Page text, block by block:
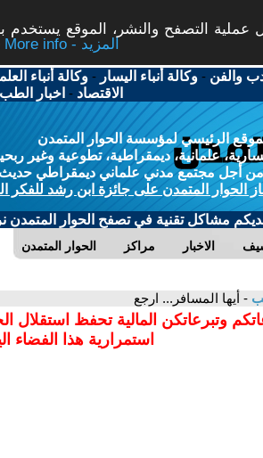
التصفح والنشر، الموقع يستخدم
More info - المزيد
والفن -وكالة أنباء اليسار -وكالة أنباء
الاقتصاد - اخبار
الرئيسي لمؤسسة الحوار المتمدن
علمانية، ديمقراطية، تطوعية وغير
أجل مجتمع مدني علماني ديمقراطي حديث
الحوار المتمدن على جائزة ابن رشد للفكر
لديكم مشاكل تقنية في تصفح الحوار المتمدن
الحوار المتمدن مراكز الاخبار
- أيها المسافر... ارجع
وتبرعاتكن المالية تحفظ استقلال
استمرارية هذا الفضاء